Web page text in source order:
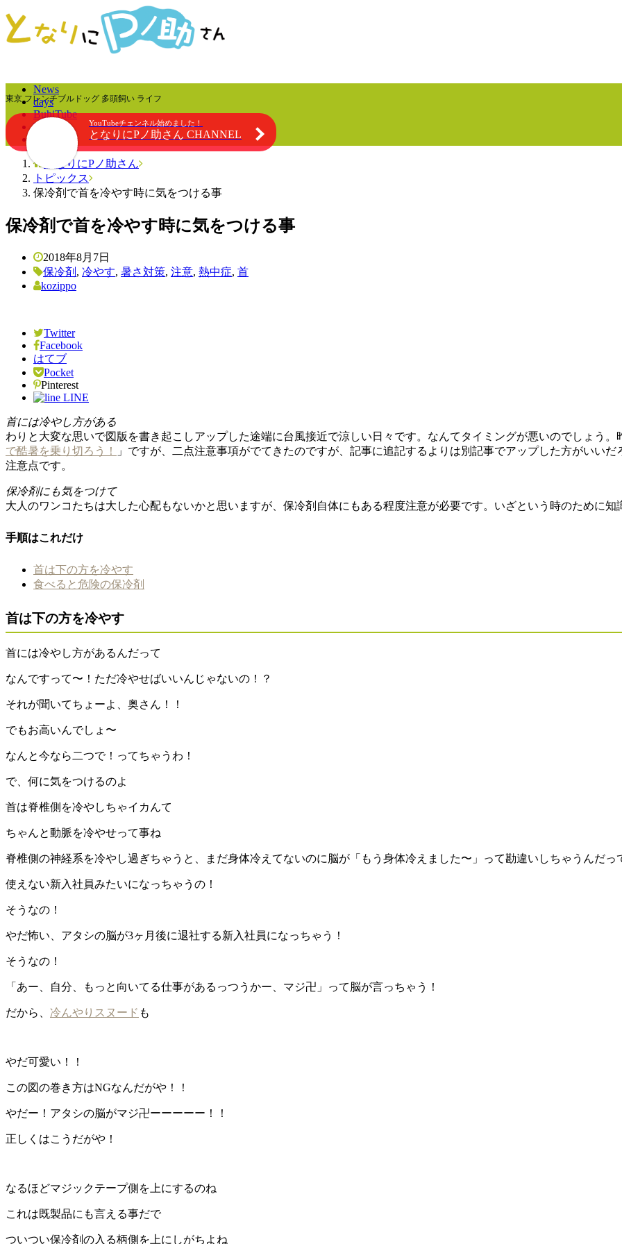
東京 フレンチブルドッグ 多頭飼い ライフ
YouTubeチェンネル始めました！
となりにPノ助さん CHANNEL
News
days
BuhiTube
Topics
となりにPノ助さん
トピックス
保冷剤で首を冷やす時に気をつける事
保冷剤で首を冷やす時に気をつける事
2018年8月7日
保冷剤 , 冷やす, 暑さ対策, 注意, 熱中症, 首
kozippo
Twitter
Facebook
はてブ
Pocket
Pinterest
LINE
首には冷やし方がある
わりと大変な思いで図版を書き起こしアップした途端に台風接近で涼しい日々です。なんてタイミングが悪いのでしょう。
で酷暑を乗り切ろう！
」ですが、二点注意事項がでてきたのですが、記事に追記するよりは別記事でアップした方がいい
注意点です。
保冷剤にも気をつけて
大人のワンコたちは大した心配もないかと思いますが、保冷剤自体にもある程度注意が必要です。いざという時のために
手順はこれだけ
首は下の方を冷やす
食べると危険の保冷剤
首は下の方を冷やす
首には冷やし方があるんだって
なんですって〜！ただ冷やせばいいんじゃないの！？
それが聞いてちょーよ、奥さん！！
でもお高いんでしょ〜
なんと今なら二つで！ってちゃうわ！
で、何に気をつけるのよ
首は脊椎側を冷やしちゃイカんて
ちゃんと動脈を冷やせって事ね
脊椎側の神経系を冷やし過ぎちゃうと、まだ身体冷えてないのに脳が「もう身体冷えました〜」って勘違いしちゃうんだっ
使えない新入社員みたいになっちゃうの！
そうなの！
やだ怖い、アタシの脳が3ヶ月後に退社する新入社員になっちゃう！
そうなの！
「あー、自分、もっと向いてる仕事があるっつうかー、マジ卍」って脳が言っちゃう！
だから、 冷んやりスヌード も
やだ可愛い！！
この図の巻き方はNGなんだがや！！
やだー！アタシの脳がマジ卍ーーーーー！！
正しくはこうだがや！
なるほどマジックテープ側を上にするのね
これは既製品にも言える事だで
ついつい保冷剤の入る柄側を上にしがちよね